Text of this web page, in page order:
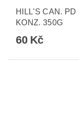
HILL'S CAN.
KONZ. 350G
60 Kč